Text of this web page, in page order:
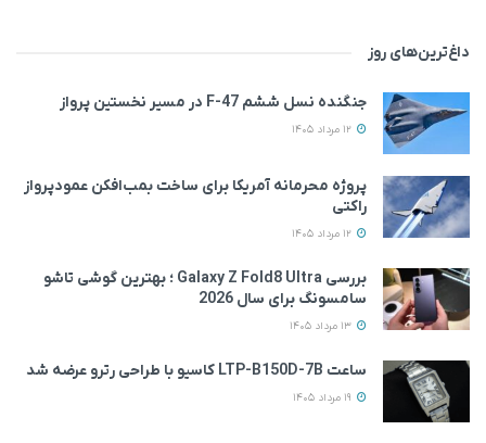
داغ‌ترین‌های روز
جنگنده نسل ششم F-47 در مسیر نخستین پرواز
پروژه محرمانه آمریکا برای ساخت بمب‌افکن عمودپرواز
راکتی
بررسی Galaxy Z Fold8 Ultra ؛ بهترین گوشی تاشو
سامسونگ برای سال 2026
ساعت LTP-B150D-7B کاسیو با طراحی رترو عرضه شد